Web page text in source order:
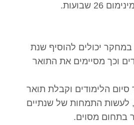
שבועות.
במחקר יכולים להוסיף שנת
וכך מסיימים את התואר
סיום הלימודים וקבלת תואר
בוגר BVSc, MRCVS, לעשות התמחות של שנתיים
בתחום מסוים.